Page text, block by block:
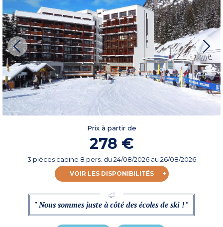
Prix à partir de
278 €
3 pièces cabine 8 pers. du 24/08/2026au 26/08/2026
VOIR LES DISPONIBILITÉS
" Nous sommes juste à côté des écoles de ski ! "